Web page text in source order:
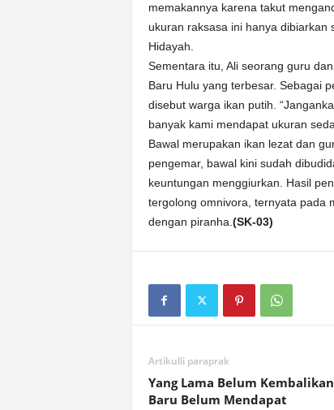
memakannya karena takut
ukuran raksasa ini hanya dibiarkan
Hidayah.
Sementara itu, Ali seorang guru
Baru Hulu yang terbesar. Sebagai
disebut warga ikan putih.
banyak kami mendapat ukuran
Bawal merupakan ikan lezat dan
pengemar, bawal kini sudah
keuntungan menggiurkan. Hasil
tergolong omnivora, ternyata pada
dengan piranha. (SK-03)
Artikulli paraprak
Yang Lama Belum
Baru Belum Mendapat